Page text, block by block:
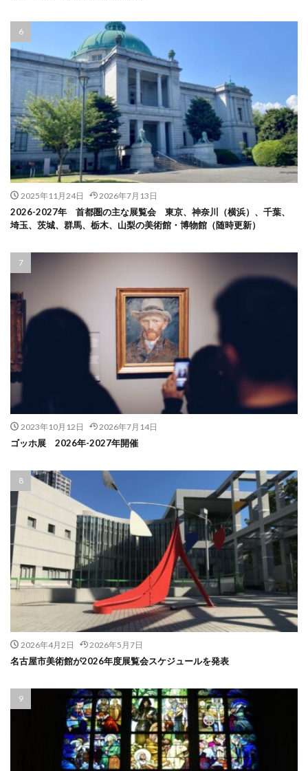
2025年11月24日 2026年7月13日
2026-2027年 首都圏の主な展覧会 東京、神奈川（横浜）、千葉、
埼玉、茨城、群馬、栃木、山梨の美術館・博物館（随時更新）
2023年10月12日 2026年7月14日
ゴッホ展 2026年-2027年開催
2026年4月2日 2026年5月7日
名古屋市美術館が2026年度展覧会スケジュールを発表